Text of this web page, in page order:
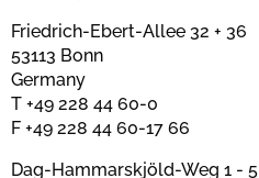
Friedrich-Ebert-Allee 32 + 36
53113 Bonn
Germany
T +49 228 44 60-0
F +49 228 44 60-17 66
Dag-Hammarskjöld-Weg 1 - 5